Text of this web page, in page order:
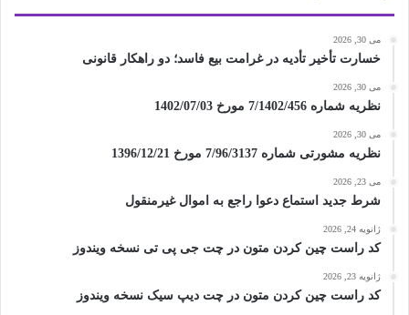
می 30, 2026
خسارت تأخیر تأدیه در غرامت بیع فاسد؛ دو راهکار قانونی
می 30, 2026
نظریه شماره 7/1402/456 مورخ 1402/07/03
می 30, 2026
نظریه مشورتی شماره 7/96/3137 مورخ 1396/12/21
می 23, 2026
شرط جدید استماع دعوا راجع به اموال غیرمنقول
ژانویه 24, 2026
کد راست چین کردن متون در چت جی پی تی نسخه ویندوز
ژانویه 23, 2026
کد راست چین کردن متون در چت دیپ سیک نسخه ویندوز